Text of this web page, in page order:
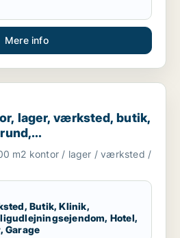
Mere info
værksted, butik, klinik,
lager, værksted, butik,
hotel,
eller garage til salg i
m2 kontor / lager / værksted /
Butik, Klinik,
Hotel,
Garage